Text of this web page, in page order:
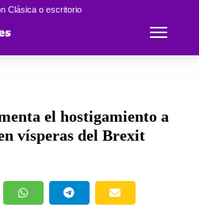
Clásica o escritorio
Toggle
el hostigamiento a
vísperas del Brexit